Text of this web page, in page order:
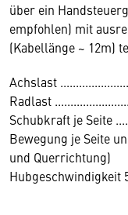
über ein
empfohlen) mit
(Kabellänge ~ 12m)
Achslast
Radlast
Schubkraft je Seite
Bewegung je Seite
und Querrichtung)
Hubgeschwindigkeit